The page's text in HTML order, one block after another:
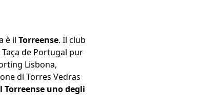
è il Torreense. Il club
de Portugal pur
Lisbona,
di Torres Vedras
Torreense uno degli